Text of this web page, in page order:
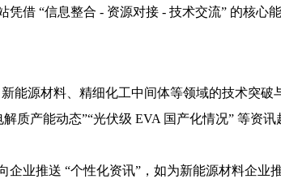
借 “信息整合 - 资源对接 - 技术交流” 的核心
能源材料、精细化工中间体等领域的技术突破
质产能动态”“光伏级 EVA 国产化情况” 等资
业推送 “个性化资讯”，如为新能源材料企业